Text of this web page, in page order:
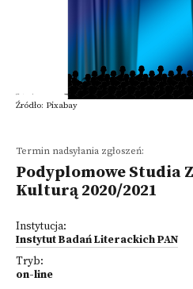
Źródło: Pixabay
Termin nadsyłania zgłoszeń:
Podyplomowe Studia
Kulturą 2020/2021
Instytucja:
Instytut Badań Literackich PAN
Tryb:
on-line